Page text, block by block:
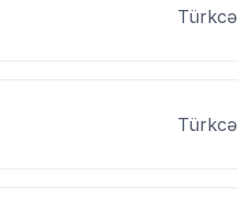
Türkcə
Türkcə